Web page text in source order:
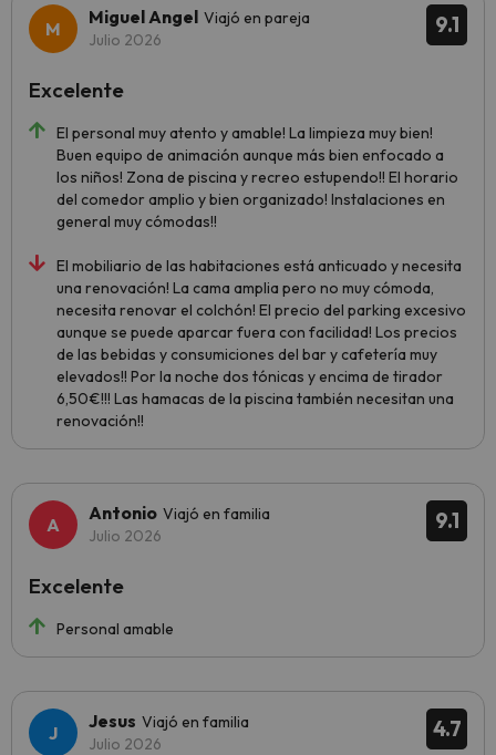
9.1
Miguel Angel Viajó en pareja
Julio 2026
El personal muy atento y amable! La limpieza muy bien!
Buen equipo de animación aunque más bien enfocado a
los niños! Zona de piscina y recreo estupendo!! El horario
del comedor amplio y bien organizado! Instalaciones en
general muy cómodas!!
El mobiliario de las habitaciones está anticuado y necesita
una renovación! La cama amplia pero no muy cómoda,
necesita renovar el colchón! El precio del parking excesivo
aunque se puede aparcar fuera con facilidad! Los precios
de las bebidas y consumiciones del bar y cafetería muy
elevados!! Por la noche dos tónicas y encima de tirador
6,50€!!! Las hamacas de la piscina también necesitan una
renovación!!
Excelente
9.1
Antonio Viajó en familia
Julio 2026
Personal amable
Excelente
4.7
Jesus Viajó en familia
Julio 2026